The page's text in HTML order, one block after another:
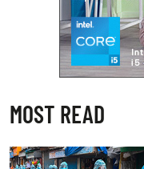
MOST READ